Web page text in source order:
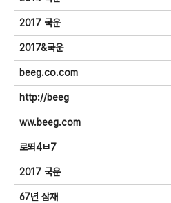
2017 국운
2017&국운
beeg.co.com
http://beeg
ww.beeg.com
로뙤4ㅂ7
2017 국운
67년 삼재